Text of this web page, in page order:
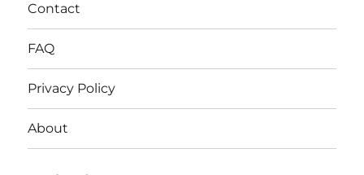
Contact
FAQ
Privacy Policy
About